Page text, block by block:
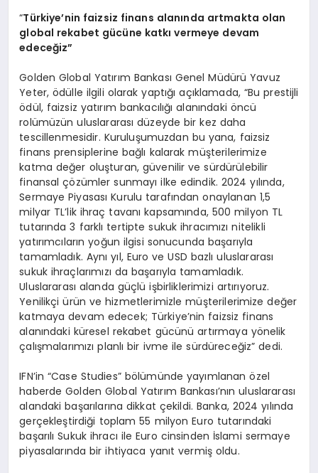
“Türkiye’nin faizsiz finans alanında artmakta olan
global rekabet gücüne katkı vermeye devam
edeceğiz”
Golden Global Yatırım Bankası Genel Müdürü Yavuz
Yeter, ödülle ilgili olarak yaptığı açıklamada, “Bu prestijli
ödül, faizsiz yatırım bankacılığı alanındaki öncü
rolümüzün uluslararası düzeyde bir kez daha
tescillenmesidir. Kuruluşumuzdan bu yana, faizsiz
finans prensiplerine bağlı kalarak müşterilerimize
katma değer oluşturan, güvenilir ve sürdürülebilir
finansal çözümler sunmayı ilke edindik. 2024 yılında,
Sermaye Piyasası Kurulu tarafından onaylanan 1,5
milyar TL’lik ihraç tavanı kapsamında, 500 milyon TL
tutarında 3 farklı tertipte sukuk ihracımızı nitelikli
yatırımcıların yoğun ilgisi sonucunda başarıyla
tamamladık. Aynı yıl, Euro ve USD bazlı uluslararası
sukuk ihraçlarımızı da başarıyla tamamladık.
Uluslararası alanda güçlü işbirliklerimizi artırıyoruz.
Yenilikçi ürün ve hizmetlerimizle müşterilerimize değer
katmaya devam edecek; Türkiye’nin faizsiz finans
alanındaki küresel rekabet gücünü artırmaya yönelik
çalışmalarımızı planlı bir ivme ile sürdüreceğiz” dedi.
IFN’in “Case Studies” bölümünde yayımlanan özel
haberde Golden Global Yatırım Bankası’nın uluslararası
alandaki başarılarına dikkat çekildi. Banka, 2024 yılında
gerçekleştirdiği toplam 55 milyon Euro tutarındaki
başarılı Sukuk ihracı ile Euro cinsinden İslami sermaye
piyasalarında bir ihtiyaca yanıt vermiş oldu.